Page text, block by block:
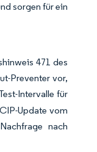
sorgen für ein
471 des
Preventer vor,
Intervalle für
Update vom
nach